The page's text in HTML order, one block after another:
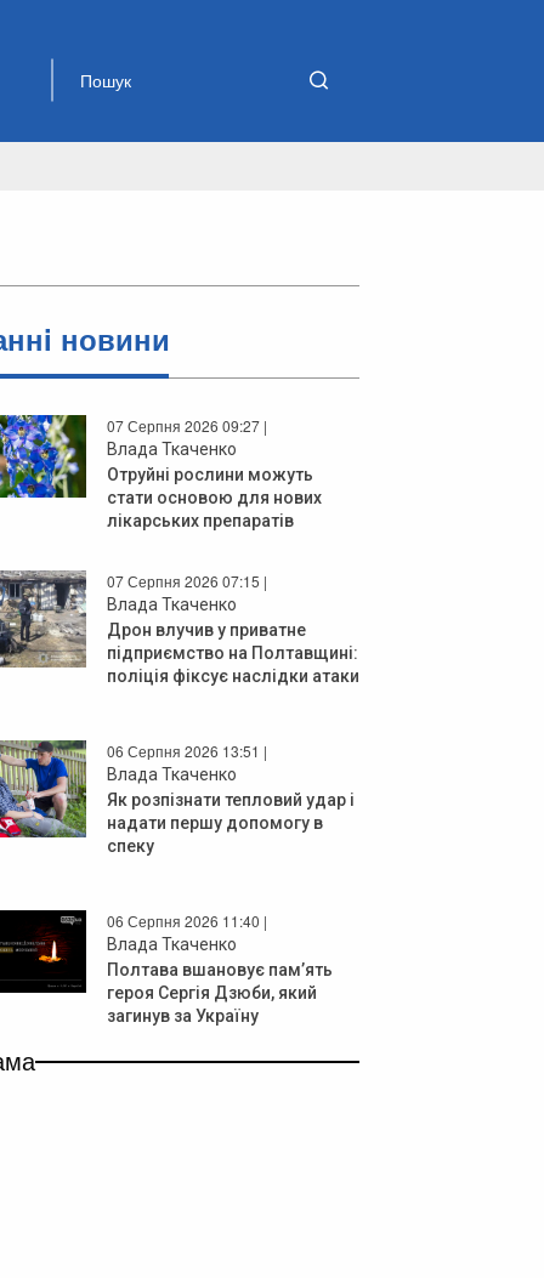
новини
07 Серпня 2026 09:27 |
Влада Ткаченко
Отруйні рослини можуть
стати основою для нових
лікарських препаратів
07 Серпня 2026 07:15 |
Влада Ткаченко
Дрон влучив у приватне
підприємство на Полтавщині:
поліція фіксує наслідки атаки
06 Серпня 2026 13:51 |
Влада Ткаченко
Як розпізнати тепловий удар і
надати першу допомогу в
спеку
06 Серпня 2026 11:40 |
Влада Ткаченко
Полтава вшановує пам’ять
героя Сергія Дзюби, який
загинув за Україну